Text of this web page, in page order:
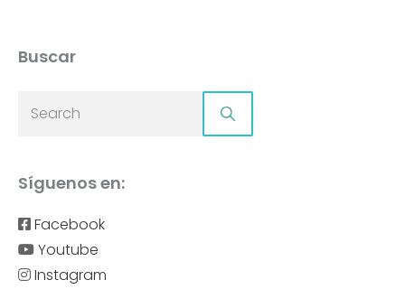
Buscar
Síguenos en:
Facebook
Youtube
Instagram